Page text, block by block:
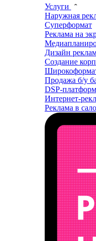
Услуги
Наружная
Суперформат
Реклама на
Дизайн
Создание
Продажа б/у
DSP-
Интернет-
Реклама в